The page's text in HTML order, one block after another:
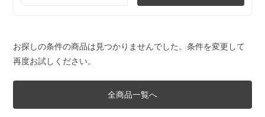
お探しの条件の商品は見つかりませんでした。条件を変更して
再度お試しください。
全商品一覧へ